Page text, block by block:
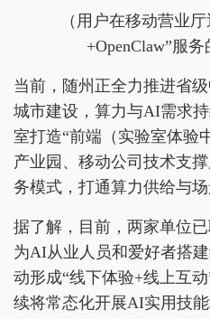
（用户在移动营业
+OpenClaw”服务
当前，随州正全力推进省
城市建设，算力与AI需求
室打造“前端（实验室体验
产业园、移动公司技术支
务模式，打通算力供给与场
据了解，目前，两家单位
为AI从业人员和爱好者搭
动形成“线下体验+线上互
续将常态化开展AI实用技能